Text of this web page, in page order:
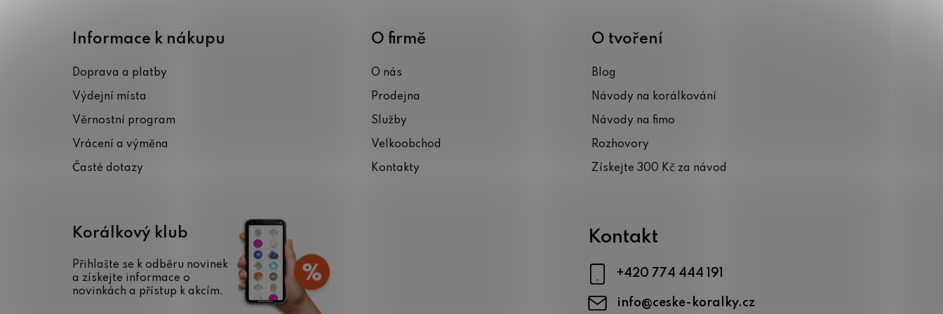
ý
p
i
u
Informace k nákupu
Doprava a platby
Výdejní místa
Věrnostní program
Vrácení a výměna
Časté dotazy
O firmě
O nás
Prodejna
Služby
Velkoobchod
Kontakty
O tvoření
Blog
Návody na korálkování
Návody na fimo
Rozhovory
Získejte 300 Kč za návod
Korálkový klub
Přihlašte se k odběru novinek
a získejte informace o
novinkách a přístup k akcím.
Kontakt
info@ceske-koralky.cz
+420 774 444 191